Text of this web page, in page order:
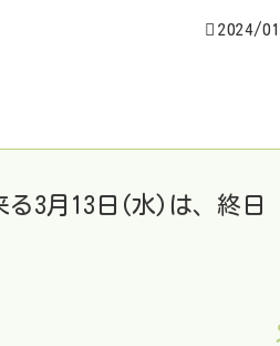
2024/
3月13日(水)は、終日